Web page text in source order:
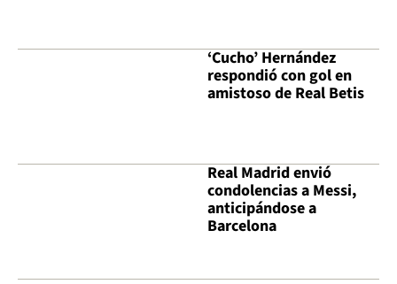
‘Cucho’ Hernández
respondió con gol en
amistoso de Real Betis
Real Madrid envió
condolencias a Messi,
anticipándose a
Barcelona